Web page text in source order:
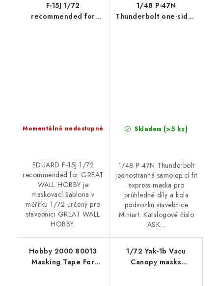
F-15J 1/72
recommended for
Momentálně nedostupné
EDUARD F-15J 1/72
recommended for GREAT
WALL HOBBY je
maskovací šablona v
měřítku 1/72 určený pro
stavebnici GREAT WALL
HOBBY.
1/48 P-47N
Thunderbolt one-sided
Skladem (>5 ks)
1/48 P-47N Thunderbolt
jednostranná samolepicí fit
express maska pro
průhledné díly a kola
podvozku stavebnice
Miniart. Katalogové číslo
ASK...
Hobby 2000 80013
Masking Tape For
1/72 Yak-1b Vacu
Canopy masks